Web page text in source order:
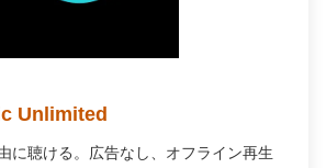
ィオブック
」読書。通勤中や家事の合間が、あな